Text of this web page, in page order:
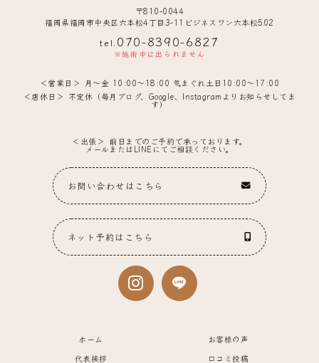
〒810-0044
福岡県福岡市中央区六本松4丁目3-11ビジネスワン六本松502
tel. 070-8390-6827
※施術中は出られません
営業日
月〜金 10:00〜18:00 気まぐれ土日10:00〜17:00
店休日
不定休（毎月ブログ、Google、Instagramよりお知らせしてま
す）
出張 前日までのご予約で承っております。
メールまたはLINEにてご相談ください。
お問い合わせはこちら
ネット予約はこちら
ホーム
代表挨拶
お客様の声
口コミ投稿